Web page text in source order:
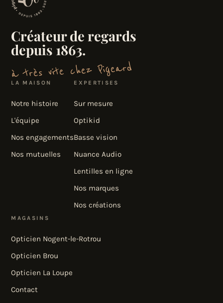
Créateur de regards
depuis 1863.
à très vite chez Pigeard
LA MAISON
Notre histoire
L'équipe
Nos engagements
Nos mutuelles
EXPERTISES
Sur mesure
Optikid
Basse vision
Nuance Audio
Lentilles en ligne
Nos marques
Nos créations
MAGASINS
Opticien Nogent-le-Rotrou
Opticien Brou
Opticien La Loupe
Contact